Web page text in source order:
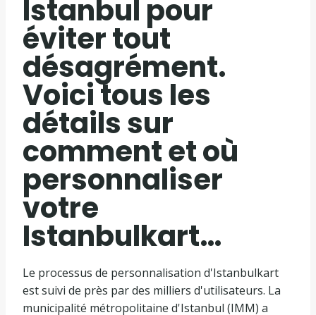
Istanbul pour
éviter tout
désagrément.
Voici tous les
détails sur
comment et où
personnaliser
votre
Istanbulkart…
Le processus de personnalisation d'Istanbulkart
est suivi de près par des milliers d'utilisateurs. La
municipalité métropolitaine d'Istanbul (IMM) a